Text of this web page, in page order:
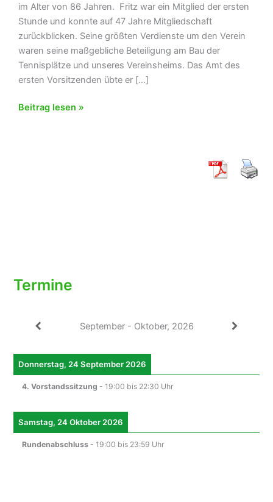
Termine
September - Oktober, 2026
Donnerstag, 24 September 2026
4. Vorstandssitzung - 19:00 bis 22:30 Uhr
Samstag, 24 Oktober 2026
Rundenabschluss - 19:00 bis 23:59 Uhr
im Alter von 86 Jahren. Fritz war ein Mitglied der ersten
Stunde und konnte auf 47 Jahre Mitgliedschaft
zurückblicken. Seine größten Verdienste um den Verein
waren seine maßgebliche Beteiligung am Bau der
Tennisplätze und unseres Vereinsheims. Das Amt des
ersten Vorsitzenden übte er […]
Der
Beitrag lesen »